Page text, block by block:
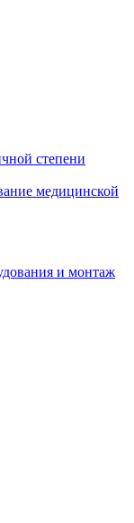
степени
медицинской
и монтаж